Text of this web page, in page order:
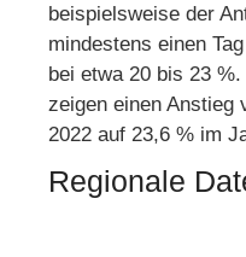
beispielsweise der
mindestens einen
bei etwa 20 bis 23
zeigen einen Anstieg
2022 auf 23,6 % im
Regionale